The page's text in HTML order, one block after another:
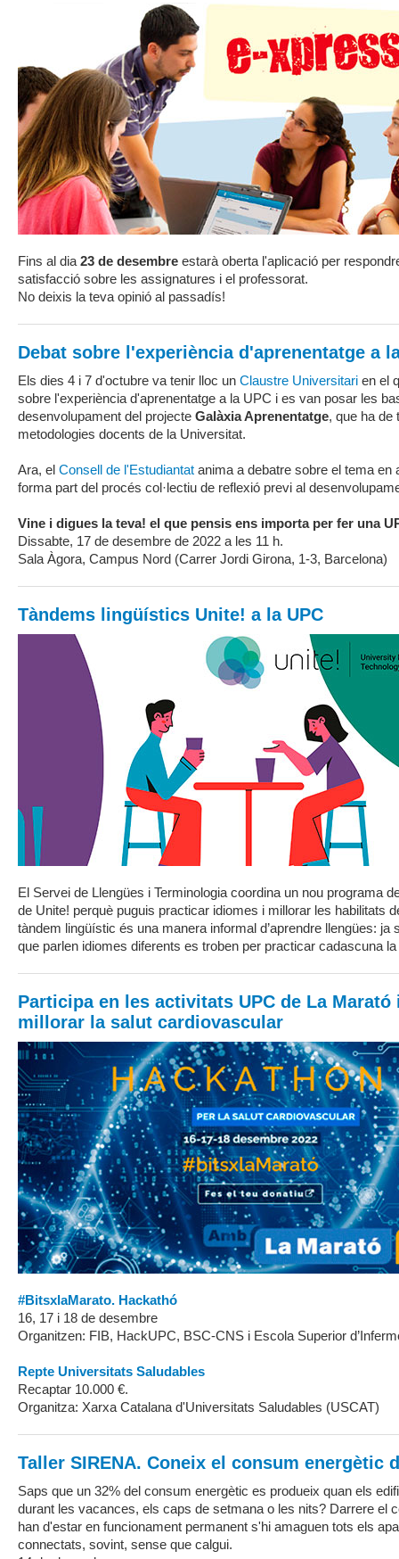
Fins al dia 23 de desembre estarà oberta l'aplicació per
satisfacció sobre les assignatures i el professorat.
No deixis la teva opinió al passadís!
Debat sobre l'experiència d'aprenentatge a
Els dies 4 i 7 d'octubre va tenir lloc un Claustre Universitari en el
sobre l'experiència d'aprenentatge a la UPC i es van posar les
desenvolupament del projecte Galàxia Aprenentatge, que ha de
metodologies docents de la Universitat.
Ara, el Consell de l'Estudiantat anima a debatre sobre el tema en
forma part del procés col·lectiu de reflexió previ al
Vine i digues la teva! el que pensis ens importa per fer una
Dissabte, 17 de desembre de 2022 a les 11 h.
Sala Àgora, Campus Nord (Carrer Jordi Girona, 1-3, Barcelona)
Tàndems lingüístics Unite! a la UPC
El Servei de Llengües i Terminologia coordina un nou programa
de Unite! perquè puguis practicar idiomes i millorar les habilitats
tàndem lingüístic és una manera informal d’aprendre llengües: ja
que parlen idiomes diferents es troben per practicar cadascuna la
Participa en les activitats UPC de La Marató
millorar la salut cardiovascular
#BitsxlaMarato. Hackathó
16, 17 i 18 de desembre
Organitzen: FIB, HackUPC, BSC-CNS i Escola Superior
Repte Universitats Saludables
Recaptar 10.000 €.
Organitza: Xarxa Catalana d'Universitats Saludables (USCAT)
Taller SIRENA. Coneix el consum energètic
Saps que un 32% del consum energètic es produeix quan els
durant les vacances, els caps de setmana o les nits? Darrere el
han d'estar en funcionament permanent s'hi amaguen tots els
connectats, sovint, sense que calgui.